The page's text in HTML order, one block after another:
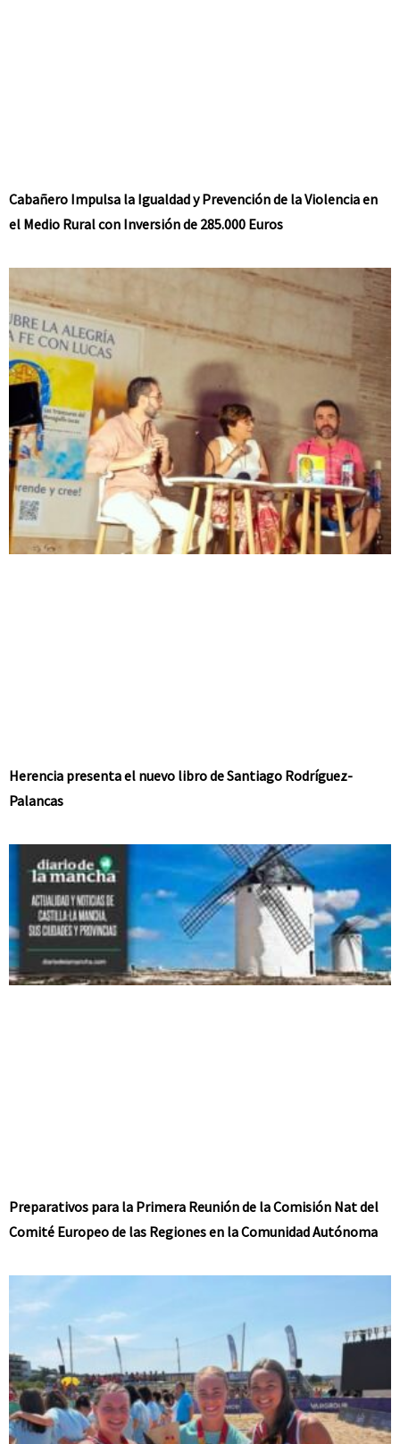
Cabañero Impulsa la Igualdad y Prevención de la Violencia en
el Medio Rural con Inversión de 285.000 Euros
Herencia presenta el nuevo libro de Santiago Rodríguez-
Palancas
Preparativos para la Primera Reunión de la Comisión Nat del
Comité Europeo de las Regiones en la Comunidad Autónoma